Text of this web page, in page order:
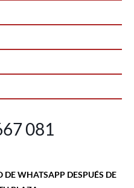
081
DE WHATSAPP DESPUÉS DE